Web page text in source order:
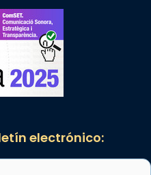
electrónico: